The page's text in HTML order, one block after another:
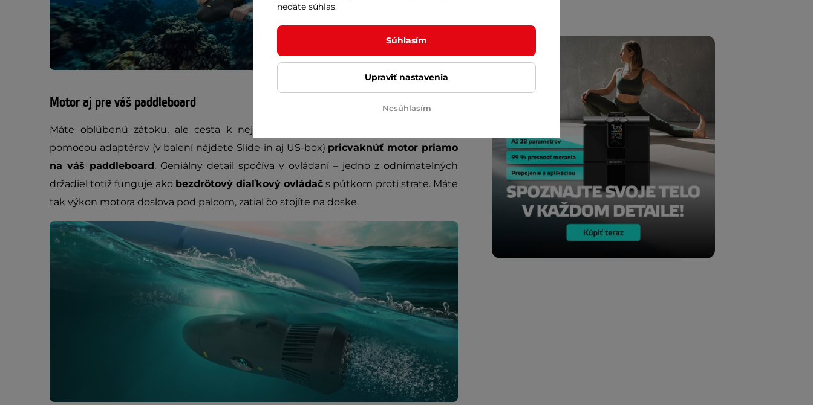
Motor aj pre váš paddleboard
Máte obľúbenú zátoku, ale cesta k nej je nekonečná? Stačí odobrať držadlá a
pomocou adaptérov (v balení nájdete Slide-in aj US-box) pricvaknúť motor priamo
na váš paddleboard. Geniálny detail spočíva v ovládaní – jedno z odnímateľných
držadiel totiž funguje ako bezdrôtový diaľkový ovládač s pútkom proti strate. Máte
tak výkon motora doslova pod palcom, zatiaľ čo stojíte na doske.
nedáte súhlas.
Súhlasím
Upraviť nastavenia
Nesúhlasím